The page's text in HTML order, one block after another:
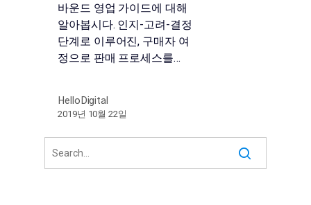
바운드 영업 가이드에 대해
알아봅시다. 인지-고려-결정
단계로 이루어진, 구매자 여
정으로 판매 프로세스를…
HelloDigital
2019년 10월 22일